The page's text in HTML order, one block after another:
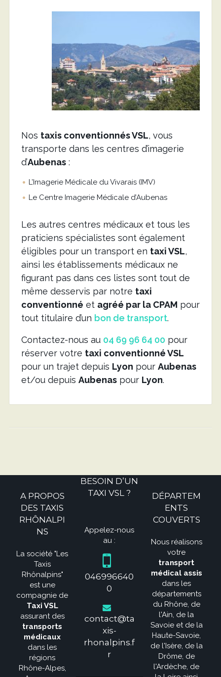
Nos taxis conventionnés VSL, vous
transporte dans les centres d’imagerie
d’Aubenas:
L’Imagerie Médicale du Vivarais (IMV)
Le Centre Imagerie Médicale d’Aubenas
Les autres centres médicaux et tous les
praticiens spécialistes sont également
éligibles pour un transport en taxi VSL,
ainsi les établissements médicaux ne
figurant pas dans ces listes sont tout de
même desservis par notre taxi
conventionné et agréé par la CPAM pour
tout titulaire d’un bon de transport.
Contactez-nous au 04 69 96 64 00 pour
réserver votre taxi conventionné VSL
pour un trajet depuis Lyon pour Aubenas
et/ou depuis Aubenaspour Lyon.
A PROPOS
DES TAXIS
RHÔNALPI
NS
La société "Les
Taxis
Rhônalpins"
est une
compagnie de
Taxi VSL
assurant des
transports
médicaux
dans les
régions
Rhône-Alpes,
BESOIN D’UN
TAXI VSL ?
Appelez-nous
au :
046996640
0
contact@ta
xis-
rhonalpins.f
r
DÉPARTEM
ENTS
COUVERTS
Nous réalisons
votre
transport
médical assis
dans les
départements
du Rhône, de
l'Ain, de la
Savoie et de la
Haute-Savoie,
de l'Isère, de la
Drôme, de
l'Ardèche, de